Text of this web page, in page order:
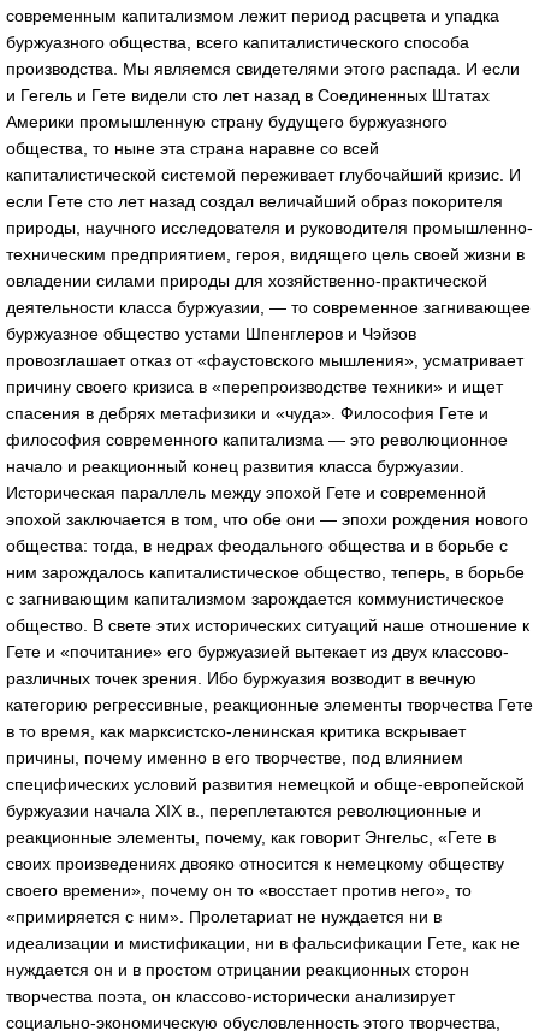
современным капитализмом лежит период расцвета и упадка
буржуазного общества, всего капиталистического способа
производства. Мы являемся свидетелями этого распада. И если
и Гегель и Гете видели сто лет назад в Соединенных Штатах
Америки промышленную страну будущего буржуазного
общества, то ныне эта страна наравне со всей
капиталистической системой переживает глубочайший кризис. И
если Гете сто лет назад создал величайший образ покорителя
природы, научного исследователя и руководителя промышленно-
техническим предприятием, героя, видящего цель своей жизни в
овладении силами природы для хозяйственно-практической
деятельности класса буржуазии, — то современное загнивающее
буржуазное общество устами Шпенглеров и Чэйзов
провозглашает отказ от «фаустовского мышления», усматривает
причину своего кризиса в «перепроизводстве техники» и ищет
спасения в дебрях метафизики и «чуда». Философия Гете и
философия современного капитализма — это революционное
начало и реакционный конец развития класса буржуазии.
Историческая параллель между эпохой Гете и современной
эпохой заключается в том, что обе они — эпохи рождения нового
общества: тогда, в недрах феодального общества и в борьбе с
ним зарождалось капиталистическое общество, теперь, в борьбе
с загнивающим капитализмом зарождается коммунистическое
общество. В свете этих исторических ситуаций наше отношение к
Гете и «почитание» его буржуазией вытекает из двух классово-
различных точек зрения. Ибо буржуазия возводит в вечную
категорию регрессивные, реакционные элементы творчества Гете
в то время, как марксистско-ленинская критика вскрывает
причины, почему именно в его творчестве, под влиянием
специфических условий развития немецкой и обще-европейской
буржуазии начала XIX в., переплетаются революционные и
реакционные элементы, почему, как говорит Энгельс, «Гете в
своих произведениях двояко относится к немецкому обществу
своего времени», почему он то «восстает против него», то
«примиряется с ним». Пролетариат не нуждается ни в
идеализации и мистификации, ни в фальсификации Гете, как не
нуждается он и в простом отрицании реакционных сторон
творчества поэта, он классово-исторически анализирует
социально-экономическую обусловленность этого творчества,